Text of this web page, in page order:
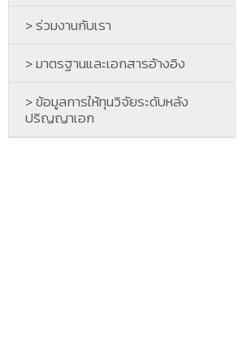
> ร่วมงานกับเรา
> มาตรฐานและเอกสารอ้างอิง
> ข้อมูลการให้ทุนวิจัยระดับหลัง
ปริญญาเอก